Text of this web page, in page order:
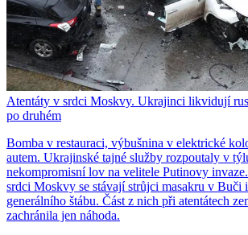
Atentáty v srdci Moskvy. Ukrajinci likvidují
po druhém
Bomba v restauraci, výbušnina v elektrické
autem. Ukrajinské tajné služby rozpoutaly v
nekompromisní lov na velitele Putinovy
srdci Moskvy se stávají strůjci masakru v Buči
generálního štábu. Část z nich při atentátech
zachránila jen náhoda.